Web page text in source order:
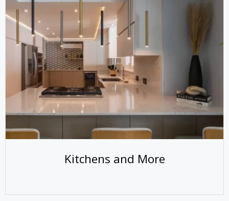
Kitchens and More